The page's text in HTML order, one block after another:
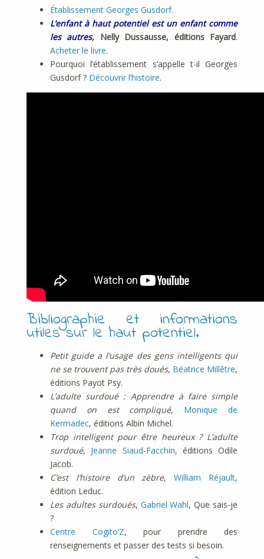
Établissement Georges Gusdorf.
L’enfant à haut potentiel est un enfant comme
les autres, Nelly Dussausse, éditions Fayard.
Acheter le livre.
Pourquoi l’établissement s’appelle t-il Georges
Gusdorf ? Découvrir l’histoire.
Bibliographie et informations
utiles sur le haut potentiel.
Petit guide a l’usage des gens intelligents qui
ne se trouvent pas très doués, Béatrice Millêtre,
éditions Payot Psy.
L’adulte surdoué : Apprendre à faire simple
quand on est compliqué, Monique de
Kermadec, éditions Albin Michel.
Trop intelligent pour être heureux ? L’adulte
surdoué, Jeanne Siaud-Facchin, éditions Odile
Jacob.
C’est l’histoire d’un zèbre,William Réjault,
édition Leduc.
Les adultes surdoués, Gabriel Wahl, Que sais-je
?
Centre Cogito’Z, pour prendre des
renseignements et passer des tests si besoin.